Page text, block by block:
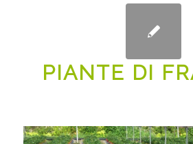
PIANTE DI